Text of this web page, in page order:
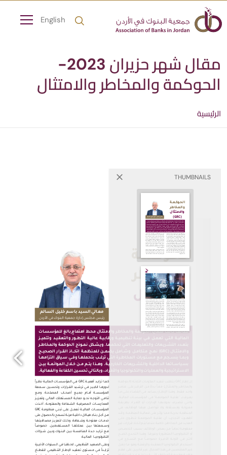
English
مقال شهر حزيران 2023-
الحوكمة والمخاطر والامتثال
الرئيسية
THUMBNAILS